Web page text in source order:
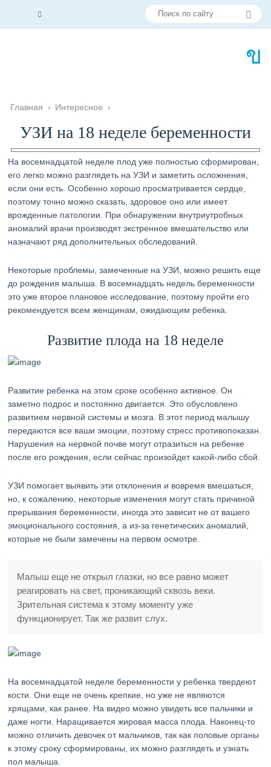
Главная › Интересное ›
УЗИ на 18 неделе беременности
На восемнадцатой неделе плод уже полностью сформирован,
его легко можно разглядеть на УЗИ и заметить осложнения,
если они есть. Особенно хорошо просматривается сердце,
поэтому точно можно сказать, здоровое оно или имеет
врожденные патологии. При обнаружении внутриутробных
аномалий врачи производят экстренное вмешательство или
назначают ряд дополнительных обследований.
Некоторые проблемы, замеченные на УЗИ, можно решить еще
до рождения малыша. В восемнадцать недель беременности
это уже второе плановое исследование, поэтому пройти его
рекомендуется всем женщинам, ожидающим ребенка.
Развитие плода на 18 неделе
Развитие ребенка на этом сроке особенно активное. Он
заметно подрос и постоянно двигается. Это обусловлено
развитием нервной системы и мозга. В этот период малышу
передаются все ваши эмоции, поэтому стресс противопоказан.
Нарушения на нервной почве могут отразиться на ребенке
после его рождения, если сейчас произойдет какой-либо сбой.
УЗИ помогает выявить эти отклонения и вовремя вмешаться,
но, к сожалению, некоторые изменения могут стать причиной
прерывания беременности, иногда это зависит не от вашего
эмоционального состояния, а из-за генетических аномалий,
которые не были замечены на первом осмотре.
Малыш еще не открыл глазки, но все равно может
реагировать на свет, проникающий сквозь веки.
Зрительная система к этому моменту уже
функционирует. Так же развит слух.
На восемнадцатой неделе беременности у ребенка твердеют
кости. Они еще не очень крепкие, но уже не являются
хрящами, как ранее. На видео можно увидеть все пальчики и
даже ногти. Наращивается жировая масса плода. Наконец-то
можно отличить девочек от мальчиков, так как половые органы
к этому сроку сформированы, их можно разглядеть и узнать
пол малыша.